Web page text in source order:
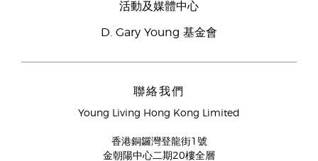
活動及媒體中心
D. Gary Young 基金會
聯絡我們
Young Living Hong Kong Limited
香港銅鑼灣登龍街1號
金朝陽中心二期20樓全層